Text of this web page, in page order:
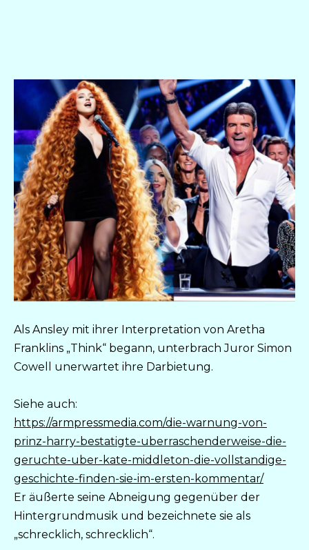
Als Ansley mit ihrer Interpretation von Aretha
Franklins „Think“ begann, unterbrach Juror Simon
Cowell unerwartet ihre Darbietung.
Siehe auch:
https://armpressmedia.com/die-warnung-von-
prinz-harry-bestatigte-uberraschenderweise-die-
geruchte-uber-kate-middleton-die-vollstandige-
geschichte-finden-sie-im-ersten-kommentar/
Er äußerte seine Abneigung gegenüber der
Hintergrundmusik und bezeichnete sie als
„schrecklich, schrecklich“.